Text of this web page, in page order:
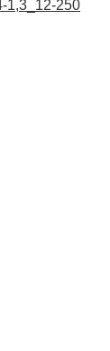
1,3_12-250